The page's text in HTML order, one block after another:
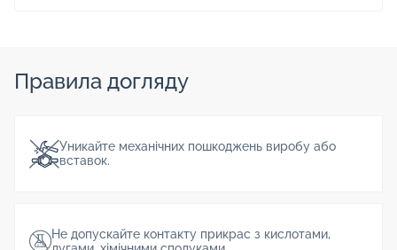
Правила догляду
Уникайте механічних пошкоджень виробу або
вставок.
Не допускайте контакту прикрас з кислотами,